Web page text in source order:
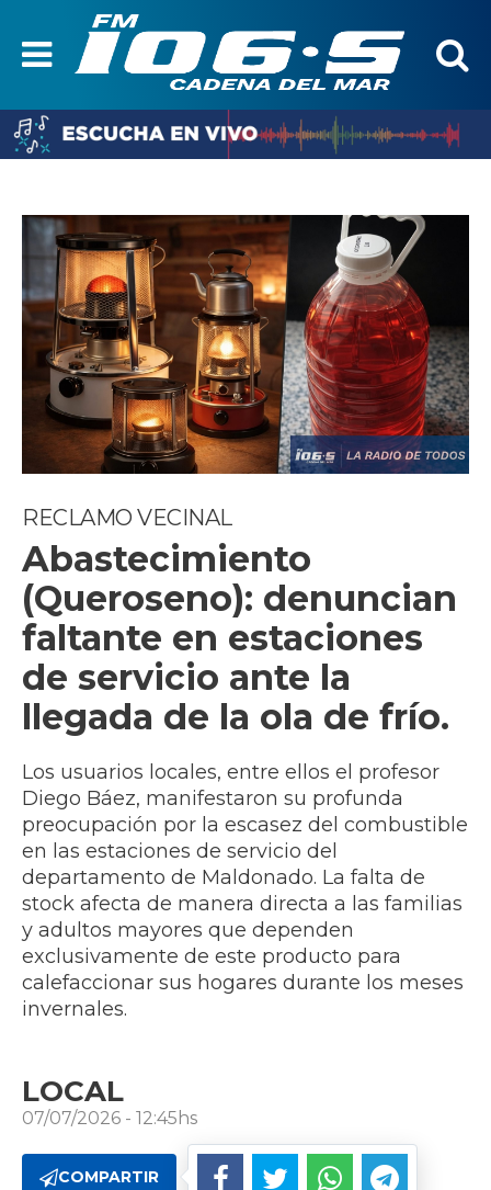
RECLAMO VECINAL
Abastecimiento
(Queroseno): denuncian
faltante en estaciones
de servicio ante la
llegada de la ola de frío.
Los usuarios locales, entre ellos el profesor
Diego Báez, manifestaron su profunda
preocupación por la escasez del combustible
en las estaciones de servicio del
departamento de Maldonado. La falta de
stock afecta de manera directa a las familias
y adultos mayores que dependen
exclusivamente de este producto para
calefaccionar sus hogares durante los meses
invernales.
LOCAL
07/07/2026 - 12:45hs
COMPARTIR